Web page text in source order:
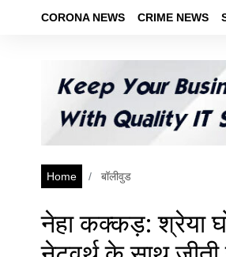
CORONA NEWS CRIME NEWS
Home बॉलीवुड
नेहा कक्कड़: श्रेया